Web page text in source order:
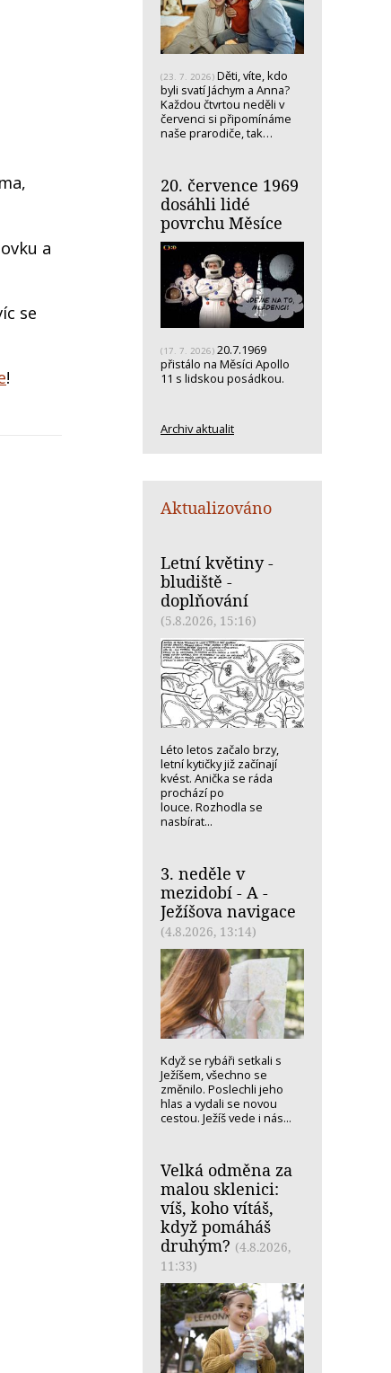
a
se
!
(23. 7. 2026) Děti, víte, kdo
byli svatí Jáchym a Anna?
Každou čtvrtou neděli v
červenci si připomínáme
naše prarodiče, tak…
20. července 1969
dosáhli lidé
povrchu Měsíce
(17. 7. 2026) 20.7.1969
přistálo na Měsíci Apollo
11 s lidskou posádkou.
Archiv aktualit
Aktualizováno
Letní květiny -
bludiště -
doplňování
(5.8.2026, 15:16)
Léto letos začalo brzy,
letní kytičky již začínají
kvést. Anička se ráda
prochází po
louce. Rozhodla se
nasbírat...
3. neděle v
mezidobí - A -
Ježíšova navigace
(4.8.2026, 13:14)
Když se rybáři setkali s
Ježíšem, všechno se
změnilo. Poslechli jeho
hlas a vydali se novou
cestou. Ježíš vede i nás...
Velká odměna za
malou sklenici:
víš, koho vítáš,
když pomáháš
druhým? (4.8.2026,
11:33)